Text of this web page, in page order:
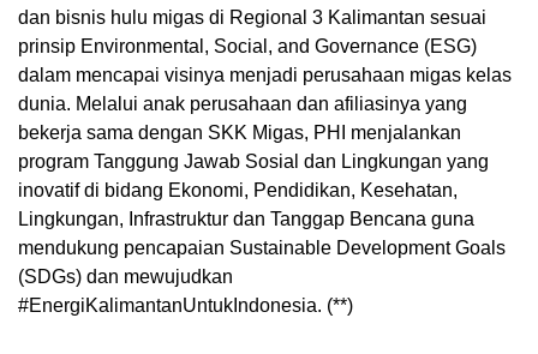
dan bisnis hulu migas di Regional 3 Kalimantan sesuai
prinsip Environmental, Social, and Governance (ESG)
dalam mencapai visinya menjadi perusahaan migas kelas
dunia. Melalui anak perusahaan dan afiliasinya yang
bekerja sama dengan SKK Migas, PHI menjalankan
program Tanggung Jawab Sosial dan Lingkungan yang
inovatif di bidang Ekonomi, Pendidikan, Kesehatan,
Lingkungan, Infrastruktur dan Tanggap Bencana guna
mendukung pencapaian Sustainable Development Goals
(SDGs) dan mewujudkan
#EnergiKalimantanUntukIndonesia. (**)